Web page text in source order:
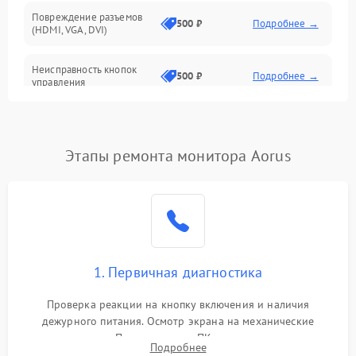
Повреждение разъемов
(HDMI, VGA, DVI)
500 ₽ Подробнее →
Неисправность кнопок
управления
500 ₽ Подробнее →
Повреждение кабеля
1000 ₽
Поломка системы
автоматического
1000 ₽ Подробнее →
Неисправность системы
1000 ₽
Этапы ремонта монитора Aorus
1. Первичная диагностика
Проверка реакции на кнопку включения и наличия
дежурного питания. Осмотр экрана на механические
повреждения. Подключение к ПК для оценки вывода
Подробнее